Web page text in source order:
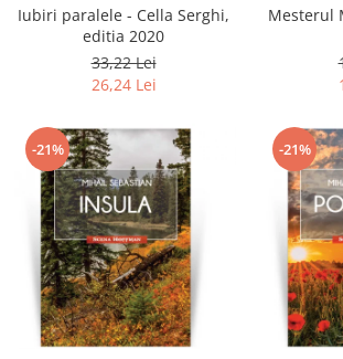
Iubiri paralele - Cella Serghi,
editia 2020
33,22 Lei
26,24 Lei
Mesterul
-21% -21%